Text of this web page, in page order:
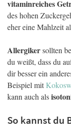
vitaminreiches
des hohen
eher eine Mahlzeit
Allergikersollten
du weißt, dass du
dir besser ein
Beispiel mit
kann auch als
So kannst du